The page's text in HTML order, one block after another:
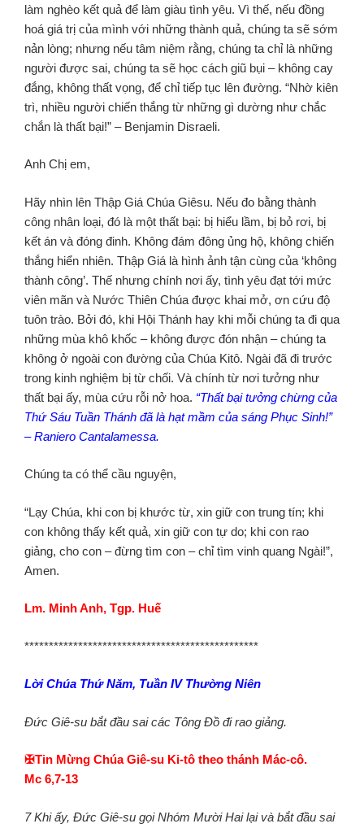
làm nghèo kết quả để làm giàu tình yêu. Vì thế, nếu đồng
hoá giá trị của mình với những thành quả, chúng ta sẽ sớm
nản lòng; nhưng nếu tâm niệm rằng, chúng ta chỉ là những
người được sai, chúng ta sẽ học cách giũ bụi – không cay
đắng, không thất vọng, để chỉ tiếp tục lên đường. “Nhờ kiên
trì, nhiều người chiến thắng từ những gì dường như chắc
chắn là thất bại!” – Benjamin Disraeli.
Anh Chị em,
Hãy nhìn lên Thập Giá Chúa Giêsu. Nếu đo bằng thành
công nhân loại, đó là một thất bại: bị hiểu lầm, bị bỏ rơi, bị
kết án và đóng đinh. Không đám đông ủng hộ, không chiến
thắng hiển nhiên. Thập Giá là hình ảnh tận cùng của ‘không
thành công’. Thế nhưng chính nơi ấy, tình yêu đạt tới mức
viên mãn và Nước Thiên Chúa được khai mở, ơn cứu độ
tuôn trào. Bởi đó, khi Hội Thánh hay khi mỗi chúng ta đi qua
những mùa khô khốc – không được đón nhận – chúng ta
không ở ngoài con đường của Chúa Kitô. Ngài đã đi trước
trong kinh nghiệm bị từ chối. Và chính từ nơi tưởng như
thất bại ấy, mùa cứu rỗi nở hoa. “Thất bại tưởng chừng của
Thứ Sáu Tuần Thánh đã là hạt mầm của sáng Phục Sinh!”
– Raniero Cantalamessa.
Chúng ta có thể cầu nguyện,
“Lạy Chúa, khi con bị khước từ, xin giữ con trung tín; khi
con không thấy kết quả, xin giữ con tự do; khi con rao
giảng, cho con – đừng tìm con – chỉ tìm vinh quang Ngài!”,
Amen.
Lm. Minh Anh, Tgp. Huế
************************************************
Lời Chúa Thứ Năm, Tuần IV Thường Niên
Đức Giê-su bắt đầu sai các Tông Đồ đi rao giảng.
✠Tin Mừng Chúa Giê-su Ki-tô theo thánh Mác-cô.
Mc 6,7-13
7 Khi ấy, Đức Giê-su gọi Nhóm Mười Hai lại và bắt đầu sai